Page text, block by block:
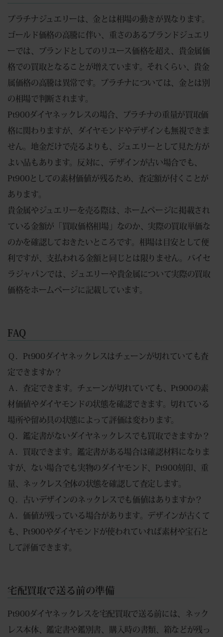
プラチナジュエリーは、金とは相場の動きが異なります。
ゴールド価格の高騰に伴い、重さのあるブランドジュエリ
ーでは、ブランドとしてのリユース価格を超え、貴金属価
格での買取となることが増えています。それくらい、貴金
属価格の高騰は異常です。プラチナについては、金とは別
の相場で判断されます。
Pt900ダイヤネックレスの場合、プラチナの重量が買取価
格に関わりますが、ダイヤモンドやデザインも無視できま
せん。地金だけで売るよりも、ジュエリーとして見た方が
よい品もあります。反対に、デザインが古い場合でも、
Pt900としての素材価値が残るため、査定額が付くことが
あります。
貴金属やジュエリーを売る際は、ホームページに掲載され
ている金額が「買取価格相場」なのか、実際の買取単価な
のかを確認しておきたいところです。相場は目安として便
利ですが、支払われる金額と同じとは限りません。バイセ
ラジャパンでは、ジュエリーや貴金属について実際の買取
価格をホームページに記載しています。
FAQ
Ｑ．Pt900ダイヤネックレスはチェーンが切れていても査
定できますか？
Ａ．査定できます。チェーンが切れていても、Pt900の素
材価値やダイヤモンドの状態を確認できます。切れている
場所や留め具の状態によって評価は変わります。
Ｑ．鑑定書がないダイヤネックレスでも買取できますか？
Ａ．買取できます。鑑定書がある場合は確認材料になりま
すが、ない場合でも実物のダイヤモンド、Pt900刻印、重
量、ネックレス全体の状態を確認して査定します。
Ｑ．古いデザインのネックレスでも価値はありますか？
Ａ．価値が残っている場合があります。デザインが古くて
も、Pt900やダイヤモンドが使われていれば素材や宝石と
して評価できます。
宅配買取で送る前の準備
Pt900ダイヤネックレスを宅配買取で送る前には、ネック
レス本体、鑑定書や鑑別書、購入時の書類、箱などが残っ